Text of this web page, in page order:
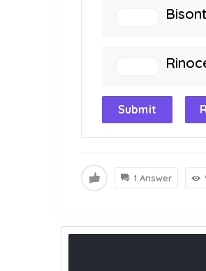
Submit
1 Answer